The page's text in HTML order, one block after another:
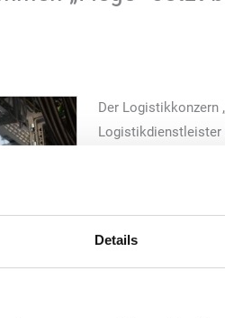
Details
Der Logistikkonzern
Logistikdienstleister
„Voltfang“. Die
Megawatt.